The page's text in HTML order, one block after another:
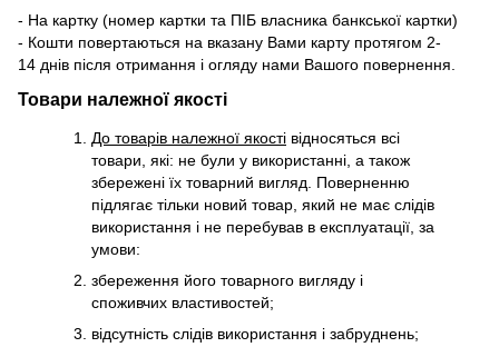
- На картку (номер картки та ПІБ власника банкської картки)
- Кошти повертаються на вказану Вами карту протягом 2-
14 днів після отримання і огляду нами Вашого повернення.
Товари належної якості
До товарів належної якості відносяться всі
товари, які: не були у використанні, а також
збережені їх товарний вигляд. Поверненню
підлягає тільки новий товар, який не має слідів
використання і не перебував в експлуатації, за
умови:
збереження його товарного вигляду і
споживчих властивостей;
відсутність слідів використання і забруднень;